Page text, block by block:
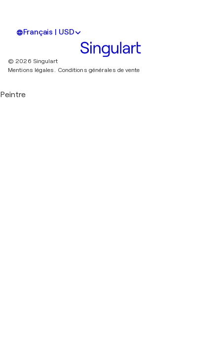
Français | USD
© 2026 Singulart
Mentions légales. Conditions générales de vente
Peintre